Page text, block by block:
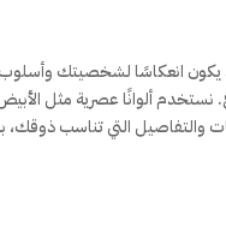
انعكاسًا لشخصيتك
نستخدم ألوانًا عصرية مثل
والتفاصيل التي تناسب ذوقك،